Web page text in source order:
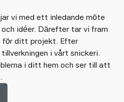
vi med ett inledande möte
idéer. Därefter tar vi fram
för ditt projekt. Efter
i vårt snickeri.
i ditt hem och ser till att